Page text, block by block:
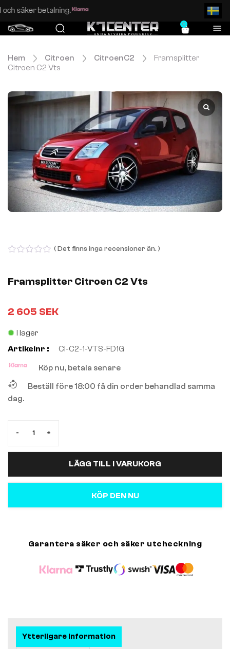
Enkel och säker betalning.
0
Hem Citroen CitroenC2
Framsplitter
Citroen C2 Vts
of
5
( Det finns inga recensioner än. )
Framsplitter Citroen C2 Vts
2 605 SEK
I lager
Artikelnr :
CI-C2-1-VTS-FD1G
Köp nu, betala senare
Beställ före 18:00 få din order behandlad samma
dag.
- +
LÄGG TILL I VARUKORG
KÖP DEN NU
Garantera säker och säker utcheckning
Ytterligare information